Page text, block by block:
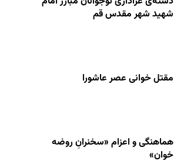
شهید شهر مقدس قم
مقتل خوانی عصر عاشورا
هماهنگی و اعزام «سخنرانِ روضه
خوان»